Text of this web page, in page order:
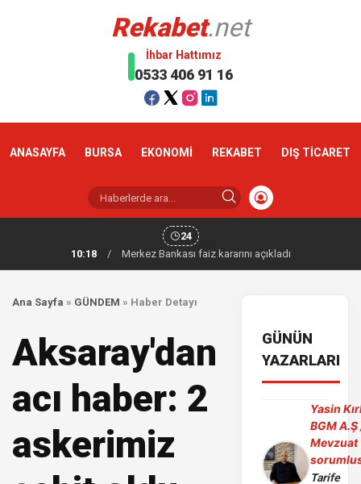
Rekabet.net
İhbar Hattımız
0533 406 91 16
ANASAYFA BURSA EKONOMİ REKABET DIŞ TİCARET
24
10:18
/ Merkez Bankası faiz kararını açıkladı
Ana Sayfa » GÜNDEM » Haber Detayı
Aksaray'dan
acı haber: 2
askerimiz
GÜNÜN
YAZARLARI
Yasin
BGM A.Ş
Mevzuat
Tarife